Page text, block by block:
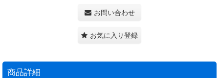
お問い合わせ
お気に入り登録
商品詳細